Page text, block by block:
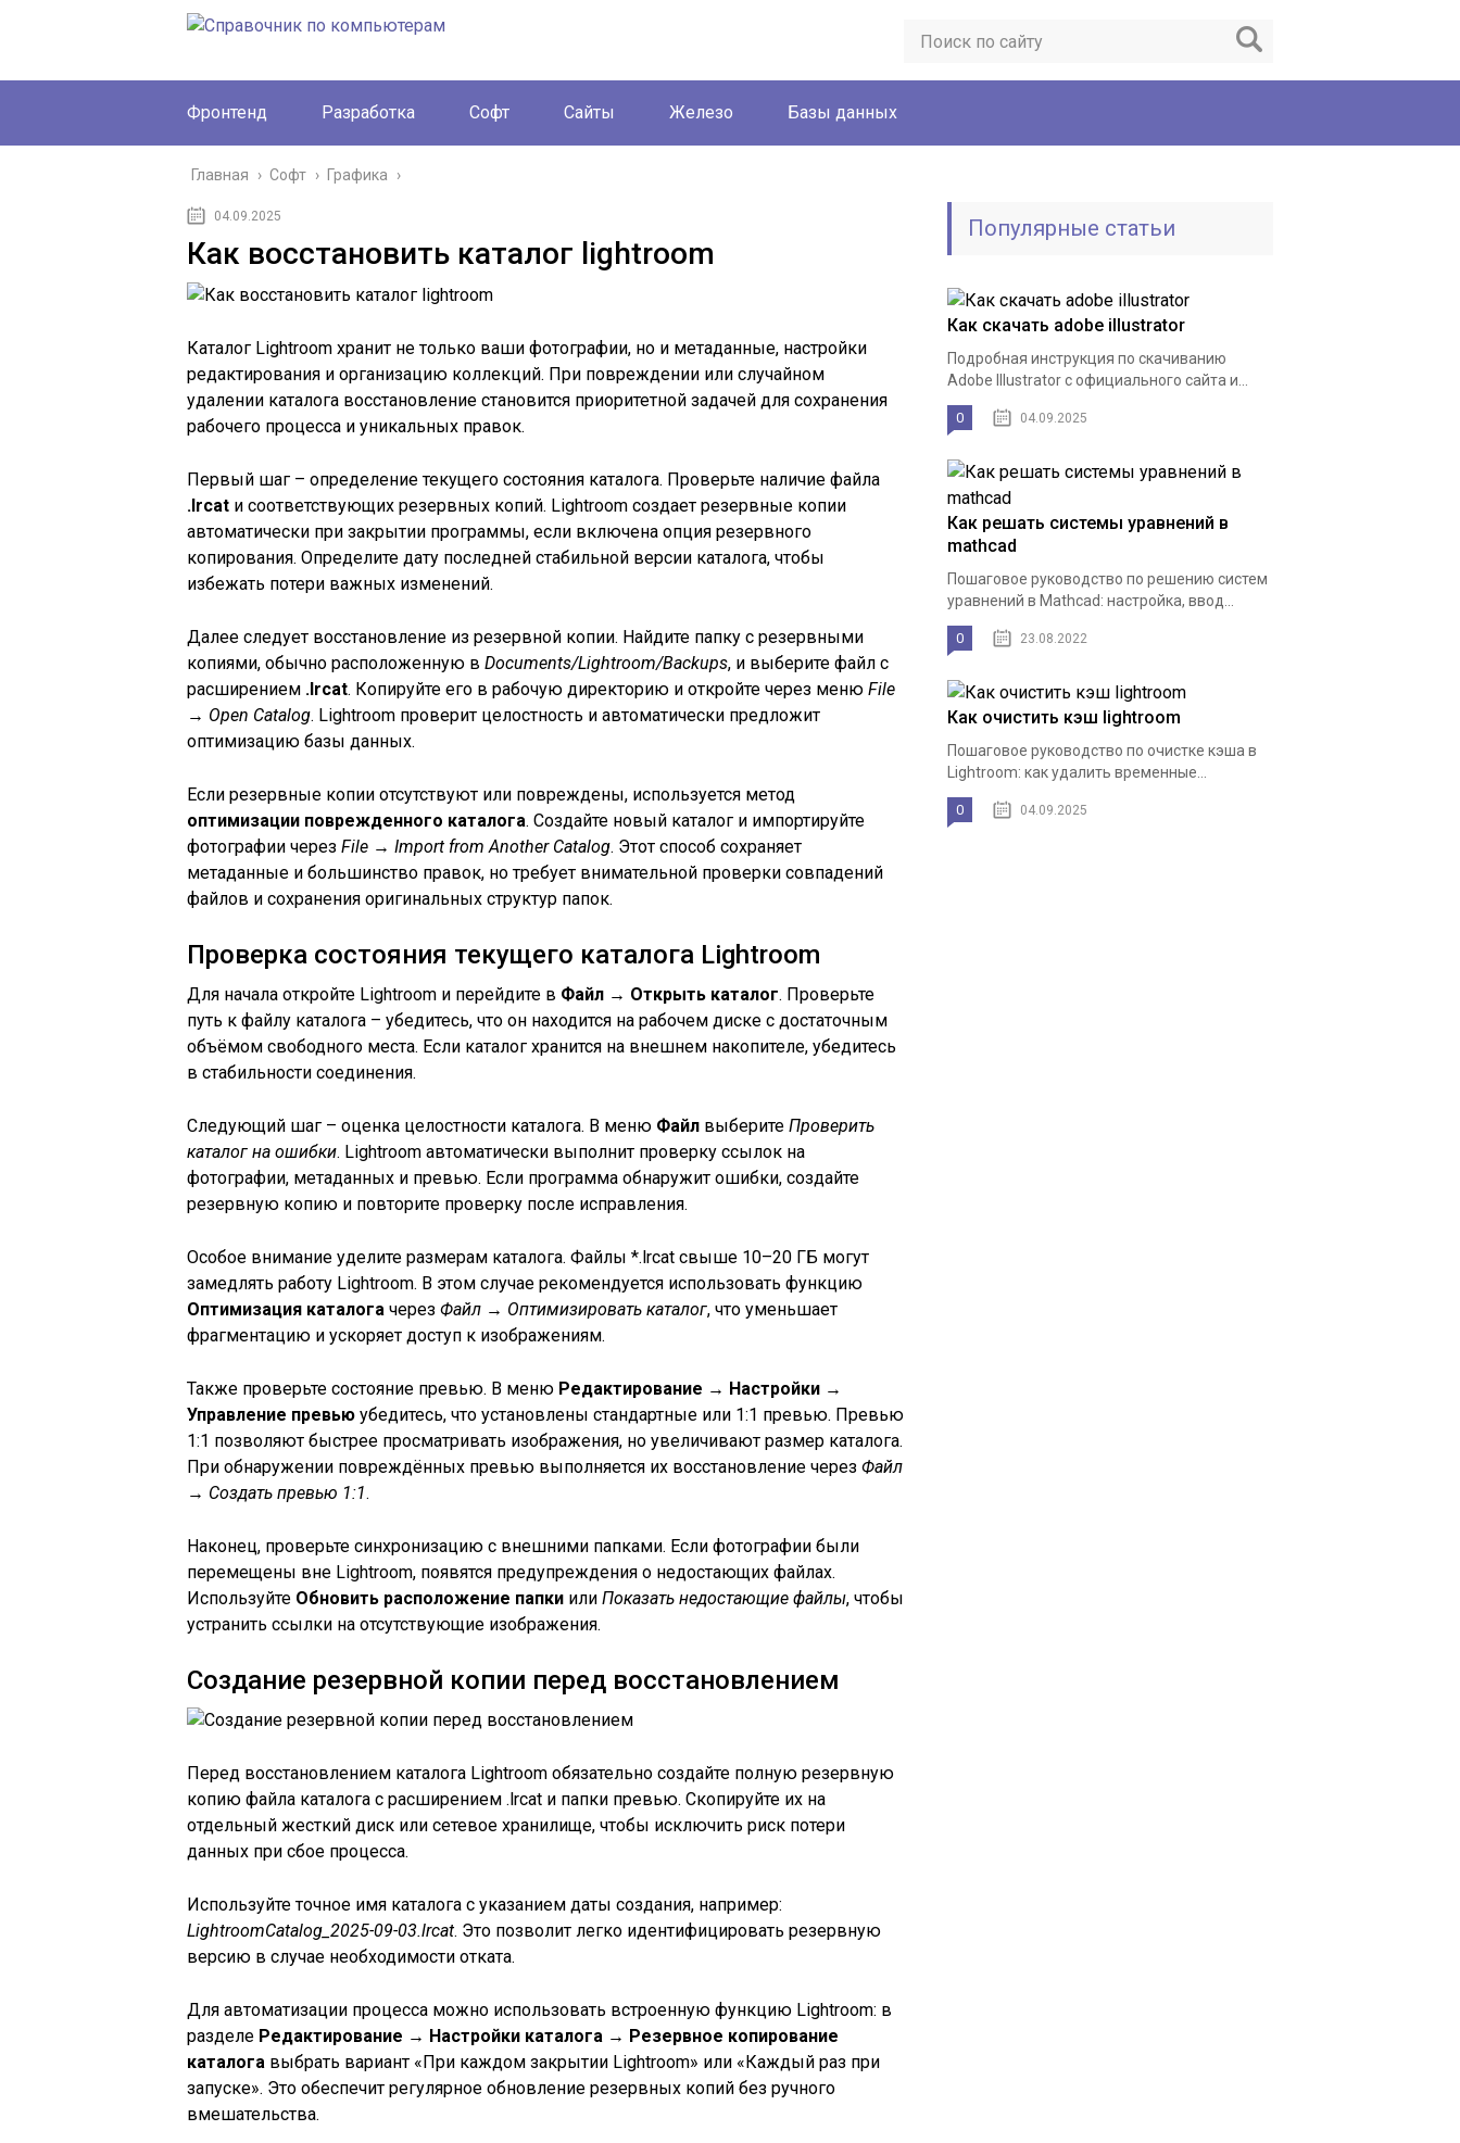
Фронтенд Разработка Софт Сайты Железо Базы данных
Главная › Софт › Графика ›
04.09.2025
Как восстановить каталог lightroom
Каталог Lightroom хранит не только ваши фотографии, но и метаданные, настройки
редактирования и организацию коллекций. При повреждении или случайном
удалении каталога восстановление становится приоритетной задачей для сохранения
рабочего процесса и уникальных правок.
Первый шаг – определение текущего состояния каталога. Проверьте наличие файла
.lrcat и соответствующих резервных копий. Lightroom создает резервные копии
автоматически при закрытии программы, если включена опция резервного
копирования. Определите дату последней стабильной версии каталога, чтобы
избежать потери важных изменений.
Далее следует восстановление из резервной копии. Найдите папку с резервными
копиями, обычно расположенную в Documents/Lightroom/Backups, и выберите файл с
расширением .lrcat. Копируйте его в рабочую директорию и откройте через меню File
→ Open Catalog. Lightroom проверит целостность и автоматически предложит
оптимизацию базы данных.
Если резервные копии отсутствуют или повреждены, используется метод
оптимизации поврежденного каталога. Создайте новый каталог и импортируйте
фотографии через File → Import from Another Catalog. Этот способ сохраняет
метаданные и большинство правок, но требует внимательной проверки совпадений
файлов и сохранения оригинальных структур папок.
Проверка состояния текущего каталога Lightroom
Для начала откройте Lightroom и перейдите в Файл → Открыть каталог. Проверьте
путь к файлу каталога – убедитесь, что он находится на рабочем диске с достаточным
объёмом свободного места. Если каталог хранится на внешнем накопителе, убедитесь
в стабильности соединения.
Следующий шаг – оценка целостности каталога. В меню Файл выберите Проверить
каталог на ошибки. Lightroom автоматически выполнит проверку ссылок на
фотографии, метаданных и превью. Если программа обнаружит ошибки, создайте
резервную копию и повторите проверку после исправления.
Особое внимание уделите размерам каталога. Файлы *.lrcat свыше 10–20 ГБ могут
замедлять работу Lightroom. В этом случае рекомендуется использовать функцию
Оптимизация каталога через Файл → Оптимизировать каталог, что уменьшает
фрагментацию и ускоряет доступ к изображениям.
Также проверьте состояние превью. В меню Редактирование → Настройки →
Управление превью убедитесь, что установлены стандартные или 1:1 превью. Превью
1:1 позволяют быстрее просматривать изображения, но увеличивают размер каталога.
При обнаружении повреждённых превью выполняется их восстановление через Файл
→ Создать превью 1:1.
Наконец, проверьте синхронизацию с внешними папками. Если фотографии были
перемещены вне Lightroom, появятся предупреждения о недостающих файлах.
Используйте Обновить расположение папки или Показать недостающие файлы, чтобы
устранить ссылки на отсутствующие изображения.
Создание резервной копии перед восстановлением
Перед восстановлением каталога Lightroom обязательно создайте полную резервную
копию файла каталога с расширением .lrcat и папки превью. Скопируйте их на
отдельный жесткий диск или сетевое хранилище, чтобы исключить риск потери
данных при сбое процесса.
Используйте точное имя каталога с указанием даты создания, например:
LightroomCatalog_2025-09-03.lrcat. Это позволит легко идентифицировать резервную
версию в случае необходимости отката.
Для автоматизации процесса можно использовать встроенную функцию Lightroom: в
разделе Редактирование → Настройки каталога → Резервное копирование
каталога выбрать вариант «При каждом закрытии Lightroom» или «Каждый раз при
запуске». Это обеспечит регулярное обновление резервных копий без ручного
вмешательства.
Популярные статьи
Как скачать adobe illustrator
Подробная инструкция по скачиванию
Adobe Illustrator с официального сайта и...
0 04.09.2025
Как решать системы уравнений в
mathcad
Пошаговое руководство по решению систем
уравнений в Mathcad: настройка, ввод...
0 23.08.2022
Как очистить кэш lightroom
Пошаговое руководство по очистке кэша в
Lightroom: как удалить временные...
0 04.09.2025